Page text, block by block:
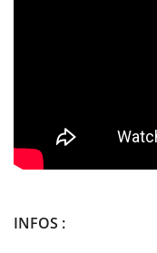
INFOS :